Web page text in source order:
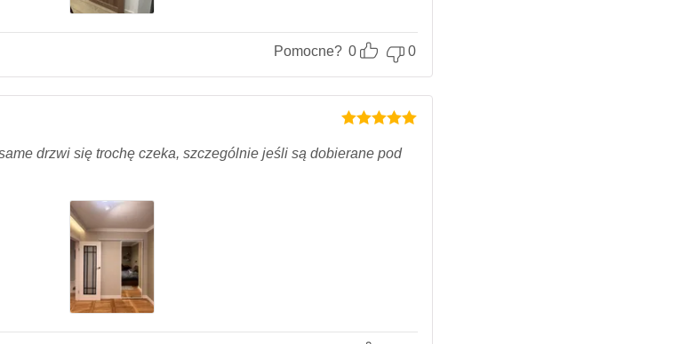
Pomocne? 0 0
na 5.
drzwi się trochę czeka, szczególnie jeśli są dobierane pod